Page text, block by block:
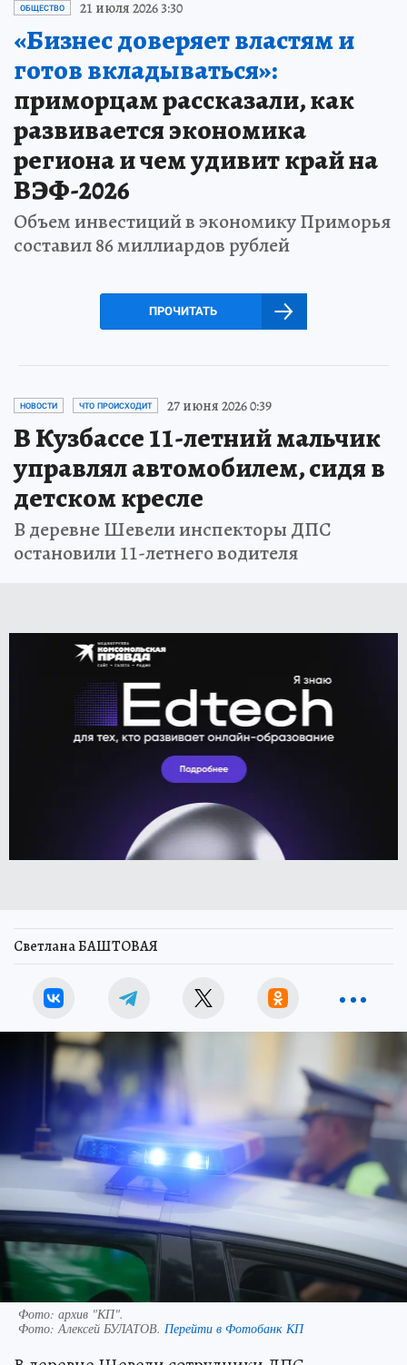
ОБЩЕСТВО 21 июля 2026 3:30
«Бизнес доверяет властям и
готов вкладываться»:
приморцам рассказали, как
развивается экономика
региона и чем удивит край на
ВЭФ-2026
Объем инвестиций в экономику Приморья
составил 86 миллиардов рублей
ПРОЧИТАТЬ
НОВОСТИ ЧТО ПРОИСХОДИТ 27 июня 2026 0:39
В Кузбассе 11-летний мальчик
управлял автомобилем, сидя в
детском кресле
В деревне Шевели инспекторы ДПС
остановили 11-летнего водителя
Светлана БАШТОВАЯ
Фото: архив "КП".
Фото:Алексей БУЛАТОВ. Перейти в Фотобанк КП